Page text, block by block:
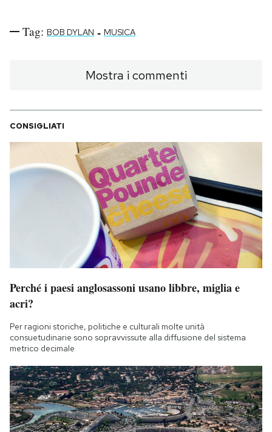
Tag: BOB DYLAN - MUSICA
Mostra i commenti
CONSIGLIATI
Perché i paesi anglosassoni usano libbre, miglia e
acri?
Per ragioni storiche, politiche e culturali molte unità
consuetudinarie sono sopravvissute alla diffusione del sistema
metrico decimale